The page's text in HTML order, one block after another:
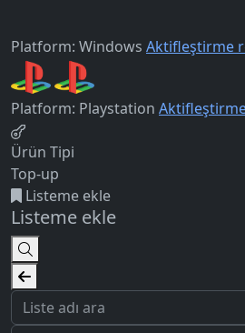
Platform: Windows Aktifleştirme
Platform: Playstation
Ürün Tipi
Top-up
Listeme ekle
Listeme ekle